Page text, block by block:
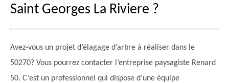
Saint Georges La Riviere ?
Avez-vous un projet d’élagage d’arbre à réaliser dans le
50270? Vous pourrez contacter l’entreprise paysagiste Renard
50. C’est un professionnel qui dispose d’une équipe